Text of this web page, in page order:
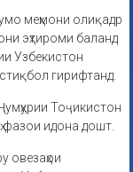
меҳмони олиқадр
эҳтироми баланд
Узбекистон
гирифтанд.
Тоҷикистон
фазои идона дошт.
овезаҳои